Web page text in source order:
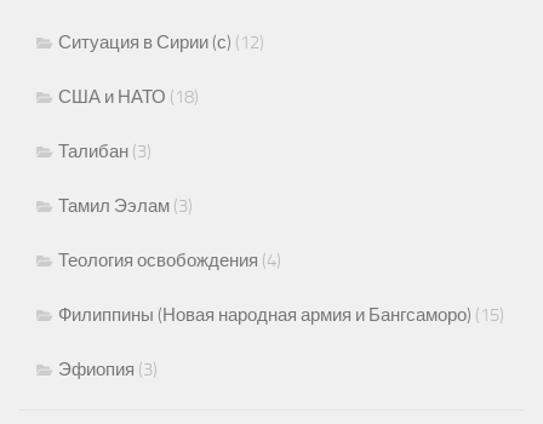
Ситуация в Сирии (с) (12)
США и НАТО (18)
Талибан (3)
Тамил Ээлам (3)
Теология освобождения (4)
Филиппины (Новая народная армия и Бангсаморо) (15)
Эфиопия (3)